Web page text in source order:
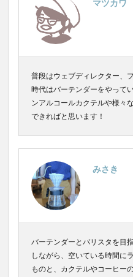
マツカワ
普段はウェブディレクター、
時代はバーテンダーをやって
ンアルコールカクテルや様々
できればと思います！
みさき
バーテンダーとバリスタを目
しながら、空いている時間に
ものと、カクテルやコーヒー